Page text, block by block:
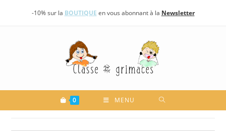
-10% sur la BOUTIQUE en vous abonnant à la Newsletter
0 MENU